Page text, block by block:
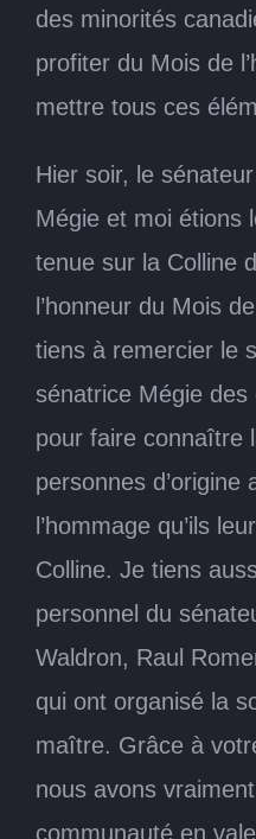
des minorités
profiter du Mois de
mettre tous ces
Hier soir, le
Mégie et moi étions
tenue sur la Colline
l’honneur du Mois
tiens à remercier le
sénatrice Mégie des
pour faire connaître
personnes d’origine
l’hommage qu’ils
Colline. Je tiens
personnel du
Waldron, Raul
qui ont organisé la
maître. Grâce à
nous avons
communauté en